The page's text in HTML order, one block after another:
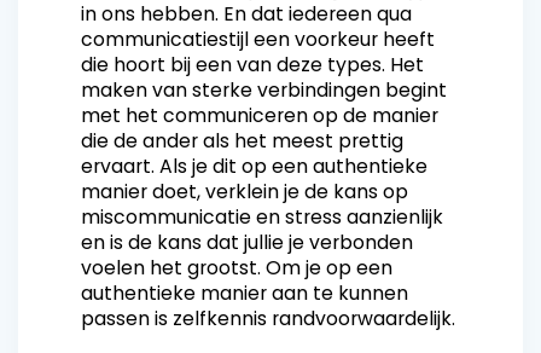
in ons hebben. En dat iedereen qua
communicatiestijl een voorkeur heeft
die hoort bij een van deze types. Het
maken van sterke verbindingen begint
met het communiceren op de manier
die de ander als het meest prettig
ervaart. Als je dit op een authentieke
manier doet, verklein je de kans op
miscommunicatie en stress aanzienlijk
en is de kans dat jullie je verbonden
voelen het grootst. Om je op een
authentieke manier aan te kunnen
passen is zelfkennis randvoorwaardelijk.